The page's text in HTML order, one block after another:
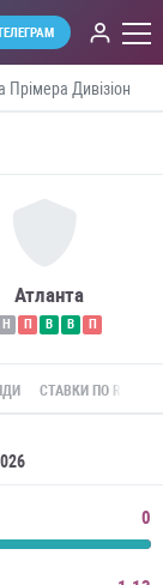
Прімера Дивізіон
Атланта
Н П В В П
СТАВКИ ПО ROI
0